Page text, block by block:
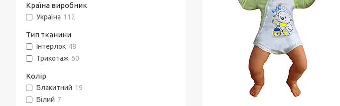
Країна виробник
Україна 112
Тип тканини
Інтерлок 48
Трикотаж 60
Колір
Блакитний 19
Білий 7